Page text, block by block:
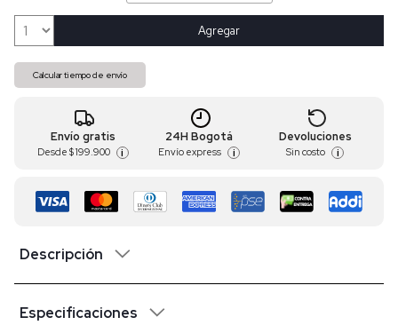
Agregar
Calcular tiempo de envío
Envío gratis
Desde $ 199.900 i
24H Bogotá
Envío express i
Devoluciones
Sin costo i
Descripción
Especificaciones